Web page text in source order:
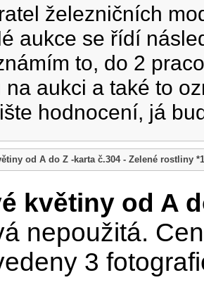
železničních
aukce se řídí
to, do 2
na aukci a také to
hodnocení, já
od A do Z -karta č.304 - Zelené rostliny
květiny od A
nepoužitá.
3